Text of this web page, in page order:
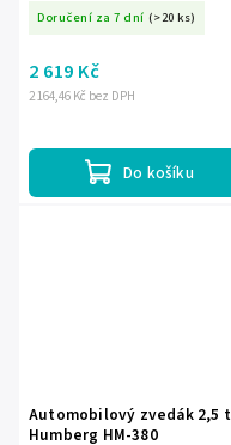
Doručení za 7 dní (>20 ks)
2 164,46 Kč bez DPH
2 619 Kč
Do košíku
Automobilový zvedák 2,5 t
Humberg HM-380